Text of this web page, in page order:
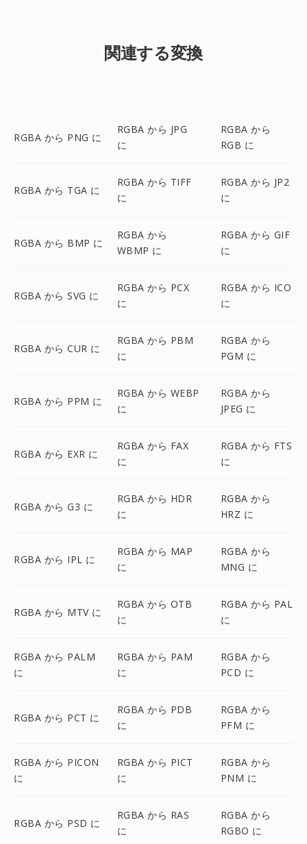
関連する変換
RGBA から PNG に
RGBA から JPG
に
RGBA から
RGB に
RGBA から TGA に
RGBA から TIFF
に
RGBA から JP2
に
RGBA から BMP に
RGBA から
WBMP に
RGBA から GIF
に
RGBA から SVG に
RGBA から PCX
に
RGBA から ICO
に
RGBA から CUR に
RGBA から PBM
に
RGBA から
PGM に
RGBA から PPM に
RGBA から WEBP
に
RGBA から
JPEG に
RGBA から EXR に
RGBA から FAX
に
RGBA から FTS
に
RGBA から G3 に
RGBA から HDR
に
RGBA から
HRZ に
RGBA から IPL に
RGBA から MAP
に
RGBA から
MNG に
RGBA から MTV に
RGBA から OTB
に
RGBA から PAL
に
RGBA から PALM
に
RGBA から PAM
に
RGBA から
PCD に
RGBA から PCT に
RGBA から PDB
に
RGBA から
PFM に
RGBA から PICON
に
RGBA から PICT
に
RGBA から
PNM に
RGBA から PSD に
RGBA から RAS
に
RGBA から
RGBO に